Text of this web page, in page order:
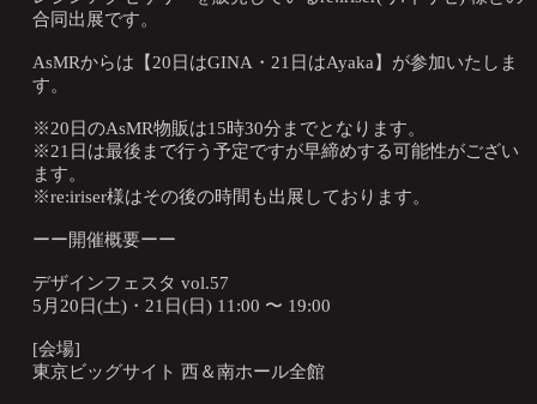
合同出展です。
AsMRからは【20日はGINA・21日はAyaka】が参加いたしま
す。
※20日のAsMR物販は15時30分までとなります。
※21日は最後まで行う予定ですが早締めする可能性がござい
ます。
※re:iriser様はその後の時間も出展しております。
ーー開催概要ーー
デザインフェスタ vol.57
5月20日(土)・21日(日) 11:00 〜 19:00
[会場]
東京ビッグサイト 西＆南ホール全館